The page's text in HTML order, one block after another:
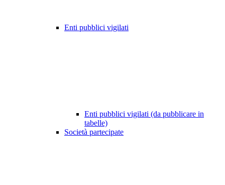
Enti pubblici vigilati
Enti pubblici vigilati (da pubblicare in
tabelle)
Società partecipate